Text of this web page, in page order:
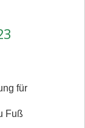
für
Fuß